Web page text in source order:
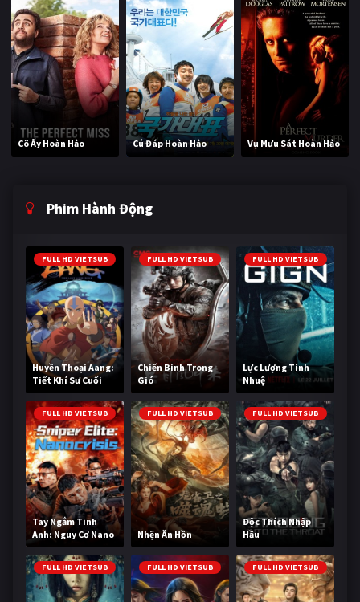
Cô Ấy Hoàn Hảo Cú Đáp Hoàn Hảo Vụ Mưu Sát Hoàn Hảo
Phim Hành Động
FULL HD VIETSUB
Huyền Thoại Aang:
Tiết Khí Sư Cuối
Cùng
FULL HD VIETSUB
Chiến Binh Trong
Gió
FULL HD VIETSUB
Lực Lượng Tinh
Nhuệ
FULL HD VIETSUB
Tay Ngắm Tinh
Anh: Nguy Cơ Nano
FULL HD VIETSUB
Nhện Ăn Hồn
FULL HD VIETSUB
Độc Thích Nhập
Hầu
FULL HD VIETSUB FULL HD VIETSUB FULL HD VIETSUB